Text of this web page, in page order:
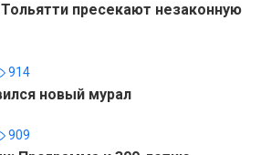
пресекают незаконную
914
новый мурал
909